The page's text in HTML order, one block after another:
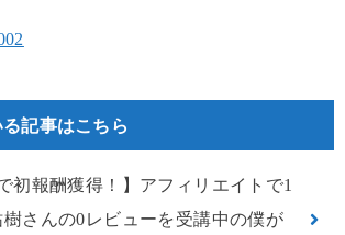
記事はこちら
初報酬獲得！】アフィリエイトで1
さんの0レビューを受講中の僕が